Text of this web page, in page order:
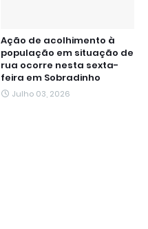
Ação de acolhimento à
população em situação de
rua ocorre nesta sexta-
feira em Sobradinho
Julho 03, 2026